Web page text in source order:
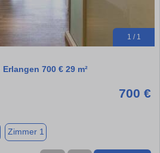
1 / 1
700 € 29 m²
700 €
Zimmer 1